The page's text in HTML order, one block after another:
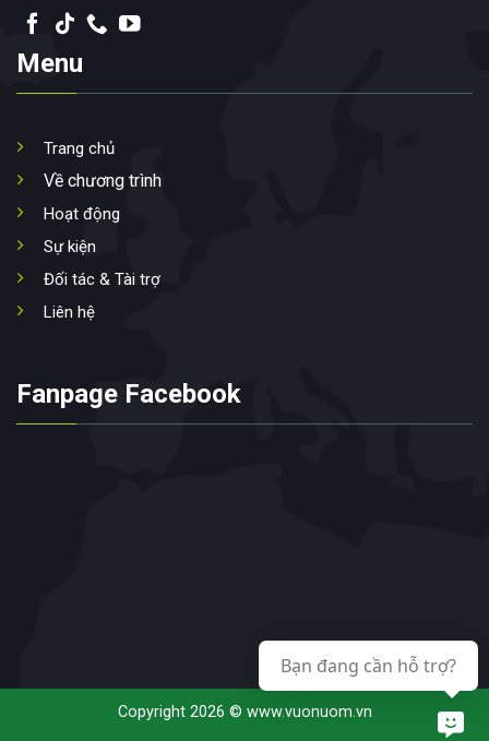
Menu
Trang chủ
Về chương trình
Hoạt động
Sự kiện
Đối tác & Tài trợ
Liên hệ
Fanpage Facebook
Copyright 2026 © www.vuonuom.vn
Bạn đang cần hỗ trợ?